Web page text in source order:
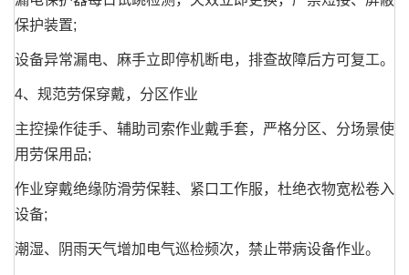
保护装置;
设备异常漏电、麻手立即停机断电，排查故障后方可复工。
4、规范劳保穿戴，分区作业
主控操作徒手、辅助司索作业戴手套，严格分区、分场景使
用劳保用品;
作业穿戴绝缘防滑劳保鞋、紧口工作服，杜绝衣物宽松卷入
设备;
潮湿、阴雨天气增加电气巡检频次，禁止带病设备作业。